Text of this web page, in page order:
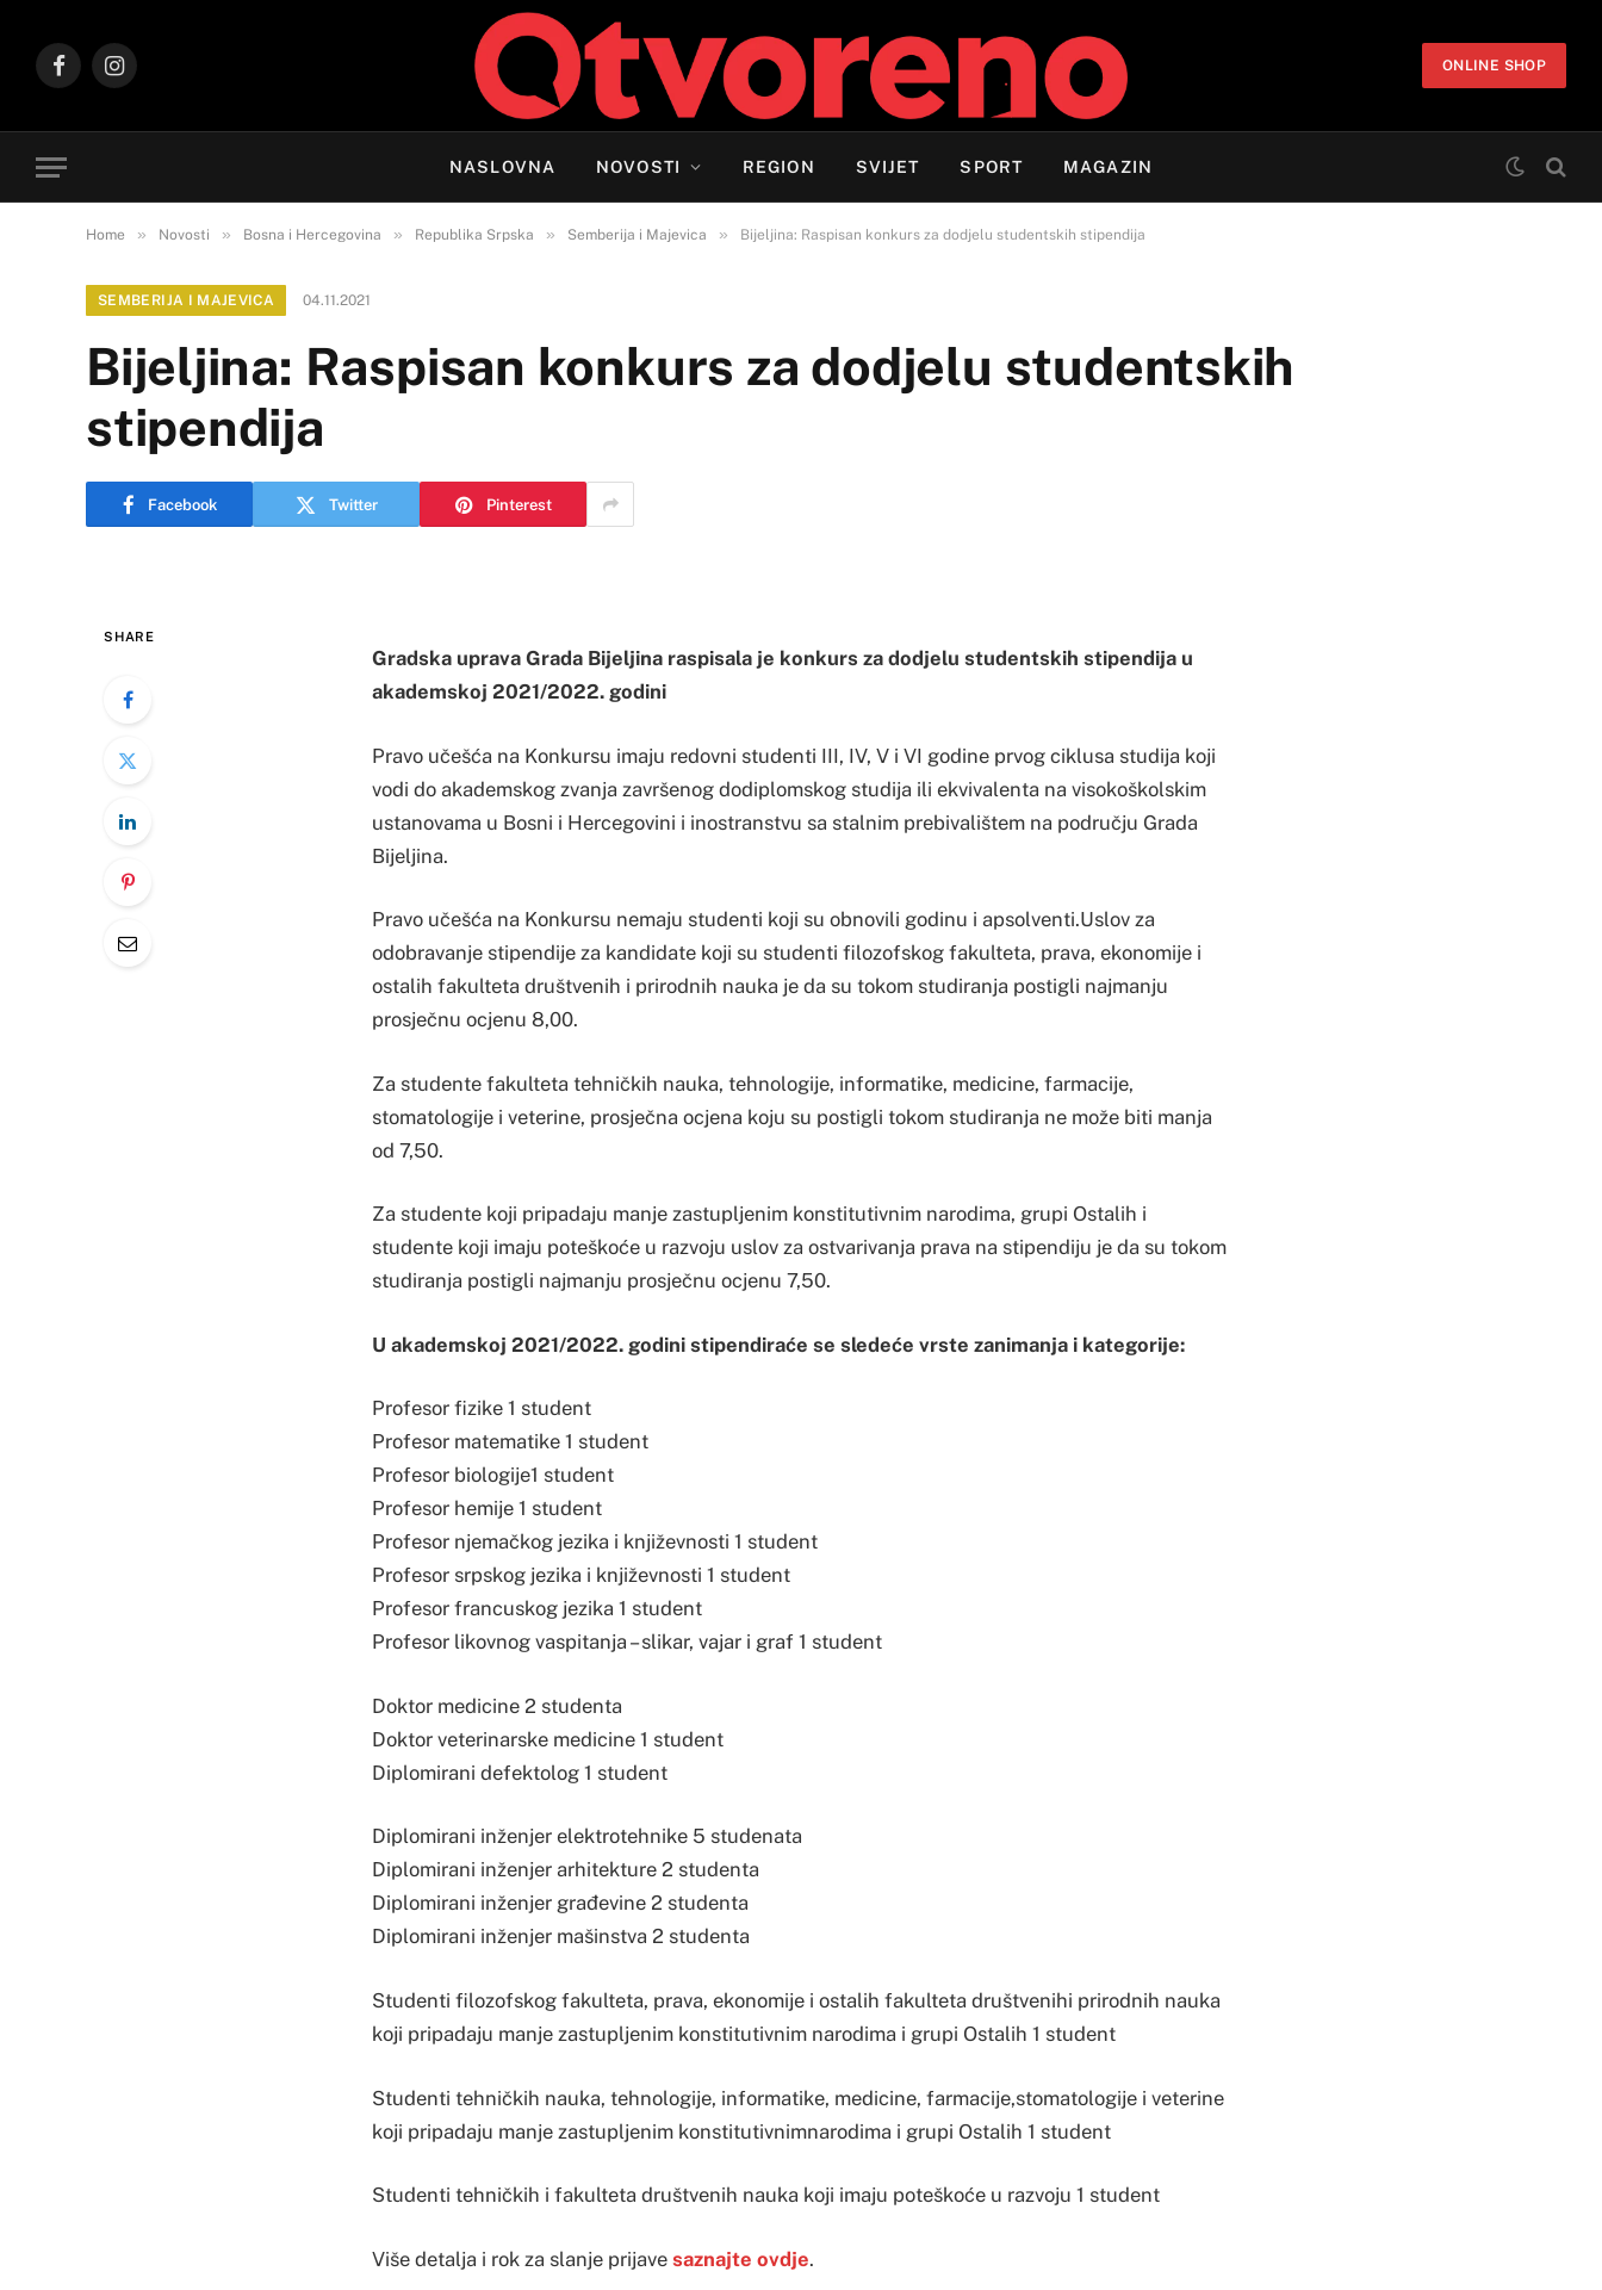
FacebookInstagram
ONLINE SHOP
NASLOVNA NOVOSTI REGION SVIJET SPORT MAGAZIN
Home » Novosti » Bosna i Hercegovina » Republika Srpska » Semberija i Majevica » Bijeljina: Raspisan konkurs za dodjelu studentskih stipendija
SEMBERIJA I MAJEVICA 04.11.2021
Bijeljina: Raspisan konkurs za dodjelu studentskih
stipendija
Facebook Twitter Pinterest
SHARE
Gradska uprava Grada Bijeljina raspisala je konkurs za dodjelu studentskih stipendija u
akademskoj 2021/2022. godini
Pravo učešća na Konkursu imaju redovni studenti III, IV, V i VI godine prvog ciklusa studija koji
vodi do akademskog zvanja završenog dodiplomskog studija ili ekvivalenta na visokoškolskim
ustanovama u Bosni i Hercegovini i inostranstvu sa stalnim prebivalištem na području Grada
Bijeljina.
Pravo učešća na Konkursu nemaju studenti koji su obnovili godinu i apsolventi.Uslov za
odobravanje stipendije za kandidate koji su studenti filozofskog fakulteta, prava, ekonomije i
ostalih fakulteta društvenih i prirodnih nauka je da su tokom studiranja postigli najmanju
prosječnu ocjenu 8,00.
Za studente fakulteta tehničkih nauka, tehnologije, informatike, medicine, farmacije,
stomatologije i veterine, prosječna ocjena koju su postigli tokom studiranja ne može biti manja
od 7,50.
Za studente koji pripadaju manje zastupljenim konstitutivnim narodima, grupi Ostalih i
studente koji imaju poteškoće u razvoju uslov za ostvarivanja prava na stipendiju je da su tokom
studiranja postigli najmanju prosječnu ocjenu 7,50.
U akademskoj 2021/2022. godini stipendiraće se sledeće vrste zanimanja i kategorije:
Profesor fizike 1 student
Profesor matematike 1 student
Profesor biologije1 student
Profesor hemije 1 student
Profesor njemačkog jezika i književnosti 1 student
Profesor srpskog jezika i književnosti 1 student
Profesor francuskog jezika 1 student
Profesor likovnog vaspitanja – slikar, vajar i graf 1 student
Doktor medicine 2 studenta
Doktor veterinarske medicine 1 student
Diplomirani defektolog 1 student
Diplomirani inženjer elektrotehnike 5 studenata
Diplomirani inženjer arhitekture 2 studenta
Diplomirani inženjer građevine 2 studenta
Diplomirani inženjer mašinstva 2 studenta
Studenti filozofskog fakulteta, prava, ekonomije i ostalih fakulteta društvenihi prirodnih nauka
koji pripadaju manje zastupljenim konstitutivnim narodima i grupi Ostalih 1 student
Studenti tehničkih nauka, tehnologije, informatike, medicine, farmacije,stomatologije i veterine
koji pripadaju manje zastupljenim konstitutivnimnarodima i grupi Ostalih 1 student
Studenti tehničkih i fakulteta društvenih nauka koji imaju poteškoće u razvoju 1 student
Više detalja i rok za slanje prijave saznajte ovdje.